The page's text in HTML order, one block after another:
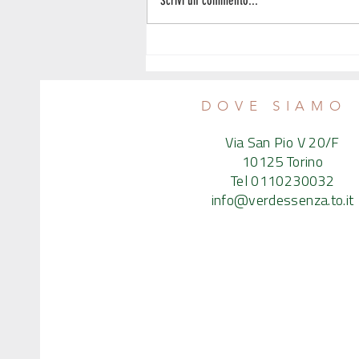
DOVE SIAMO
Via San Pio V 20/F
10125 Torino
Tel 0110230032
info@verdessenza.to.it